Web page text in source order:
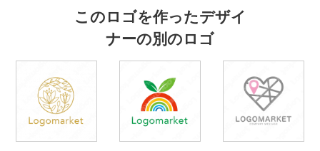
このロゴを作ったデザイ
ナーの別のロゴ